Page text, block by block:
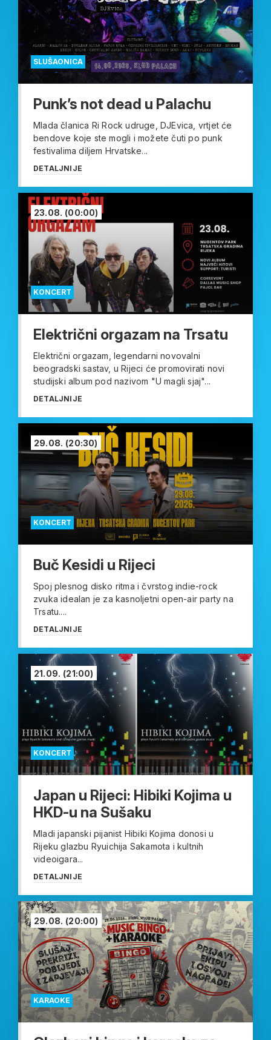
SLUŠAONICA
Punk’s not dead u Palachu
Mlada članica Ri Rock udruge, DJEvica, vrtjet će
bendove koje ste mogli i možete čuti po punk
festivalima diljem Hrvatske...
DETALJNIJE
KONCERT
23.08. (00:00)
Električni orgazam na Trsatu
Električni orgazam, legendarni novovalni
beogradski sastav, u Rijeci će promovirati novi
studijski album pod nazivom "U magli sjaj"...
DETALJNIJE
KONCERT
29.08. (20:30)
Buč Kesidi u Rijeci
Spoj plesnog disko ritma i čvrstog indie-rock
zvuka idealan je za kasnoljetni open-air party na
Trsatu....
DETALJNIJE
KONCERT
21.09. (21:00)
Japan u Rijeci: Hibiki Kojima u
HKD-u na Sušaku
Mladi japanski pijanist Hibiki Kojima donosi u
Rijeku glazbu Ryuichija Sakamota i kultnih
videoigara...
DETALJNIJE
KARAOKE
29.08. (20:00)